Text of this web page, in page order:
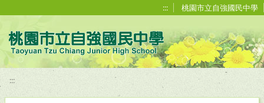
::: 桃園市立自強國民中學
:::